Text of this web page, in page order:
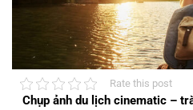
Rate this post
Chụp ảnh du lịch cinematic –